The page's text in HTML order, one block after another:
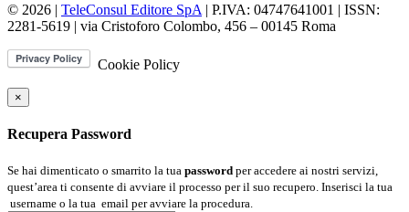
© 2026 | TeleConsul Editore SpA | P.IVA: 04747641001 | ISSN:
2281-5619 | via Cristoforo Colombo, 456 – 00145 Roma
Cookie Policy
×
Recupera Password
Se hai dimenticato o smarrito la tua password per accedere ai nostri servizi,
quest’area ti consente di avviare il processo per il suo recupero. Inserisci la tua
username o la tua email per avviare la procedura.